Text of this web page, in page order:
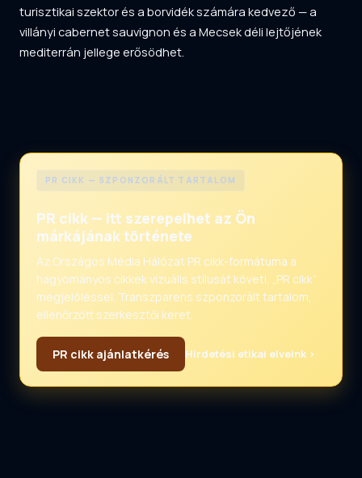
turisztikai szektor és a borvidék számára kedvező — a
villányi cabernet sauvignon és a Mecsek déli lejtőjének
mediterrán jellege erősödhet.
PR CIKK — SZPONZORÁLT TARTALOM
PR cikk — itt szerepelhet az Ön
márkájának története
Az Országos Média Hálózat PR cikk-formátuma a
hagyományos cikkek vizuális stílusát követi, „PR cikk”
megjelöléssel. Transzparens szponzorált tartalom,
ellenőrzött szerkesztői keret.
PR cikk ajánlatkérés Hirdetési etikai elveink ›